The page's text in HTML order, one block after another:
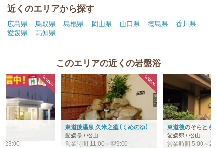
近くのエリアから探す
広島県 鳥取県 島根県 岡山県 山口県 徳島県
香川県
愛媛県
高知県
このエリアの近くの岩盤浴
23:00
東道後温泉 久米之癒（くめのゆ）
愛媛県 / 松山
営業時間 11:00～翌9:00
東道後のそらとも
愛媛県 / 松山
営業時間 5:00～